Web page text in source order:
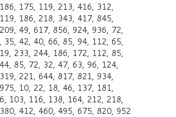
175, 119, 213, 416, 312,
186, 218, 343, 417, 845,
49, 617, 856, 924, 936, 72,
35, 42, 40, 66, 85, 94, 112, 65,
233, 244, 186, 172, 112, 85,
85, 72, 32, 47, 63, 96, 124,
221, 644, 817, 821, 934,
10, 22, 18, 46, 137, 181,
103, 116, 138, 164, 212, 218,
412, 460, 495, 675, 820, 952